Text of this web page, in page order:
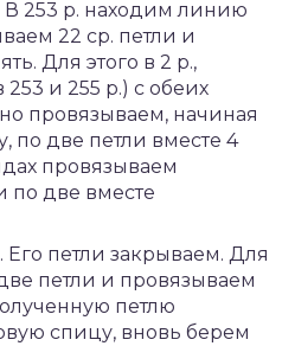
253 р. находим линию
22 ср. петли и
Для этого в 2 р.,
253 и 255 р.) с обеих
провязываем, начиная
по две петли вместе 4
провязываем
по две вместе
Его петли закрываем. Для
петли и провязываем
петлю
спицу, вновь берем